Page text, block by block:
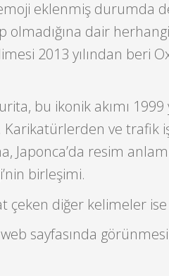
eklenmiş durumda
olmadığına dair
2013 yılından beri
bu ikonik akımı
Karikatürlerden ve trafik
Japonca’da resim
birleşimi.
çeken diğer kelimeler
sayfasında